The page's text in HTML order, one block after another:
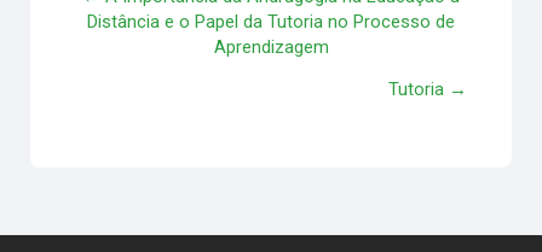
Distância e o Papel da Tutoria no Processo de
Aprendizagem
Tutoria →